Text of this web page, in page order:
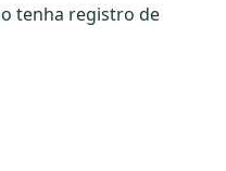
tenha registro de